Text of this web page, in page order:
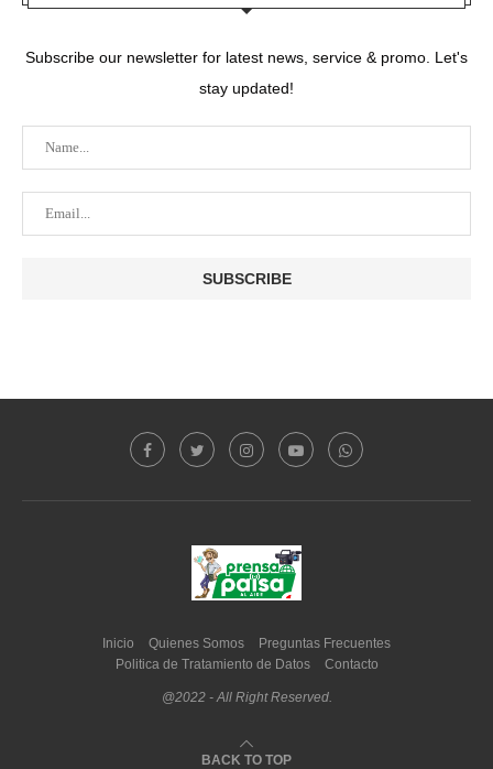
Subscribe our newsletter for latest news, service & promo. Let's
stay updated!
Inicio Quienes Somos
Preguntas Frecuentes
Politica de Tratamiento de Datos
Contacto
@2022 - All Right Reserved.
BACK TO TOP